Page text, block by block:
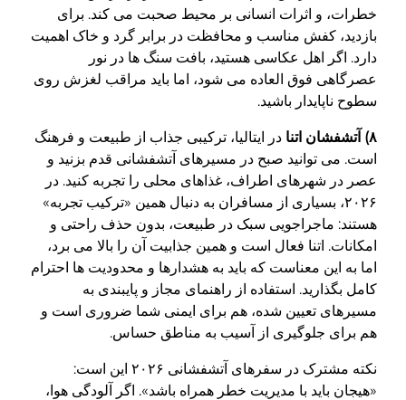
خطرات، و اثرات انسانی بر محیط صحبت می کند. برای
بازدید، کفش مناسب و محافظت در برابر گرد و خاک اهمیت
دارد. اگر اهل عکاسی هستید، بافت سنگ ها در نور
عصرگاهی فوق العاده می شود، اما باید مراقب لغزش روی
سطوح ناپایدار باشید.
۸) آتشفشان اتنا
در ایتالیا، ترکیبی جذاب از طبیعت و فرهنگ
است. می توانید صبح در مسیرهای آتشفشانی قدم بزنید و
عصر در شهرهای اطراف، غذاهای محلی را تجربه کنید. در
۲۰۲۶، بسیاری از مسافران به دنبال همین «ترکیب تجربه»
هستند: ماجراجویی سبک در طبیعت، بدون حذف راحتی و
امکانات. اتنا فعال است و همین جذابیت آن را بالا می برد،
اما به این معناست که باید به هشدارها و محدودیت ها احترام
کامل بگذارید. استفاده از راهنمای مجاز و پایبندی به
مسیرهای تعیین شده، هم برای ایمنی شما ضروری است و
هم برای جلوگیری از آسیب به مناطق حساس.
نکته مشترک در سفرهای آتشفشانی ۲۰۲۶ این است:
«هیجان باید با مدیریت خطر همراه باشد». اگر آلودگی هوا،